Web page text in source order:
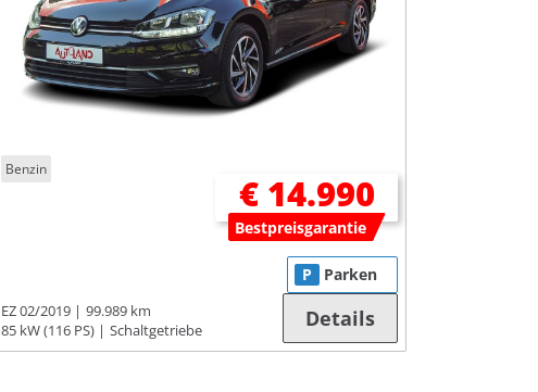
Benzin
€ 14.990
Bestpreisgarantie
EZ 02/2019
99.989 km
85 kW (116 PS)
Schaltgetriebe
P Parken
Details